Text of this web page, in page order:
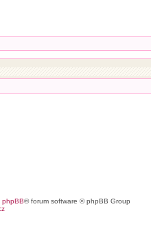
phpBB® forum software © phpBB Group